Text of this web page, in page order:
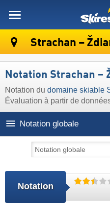
Strachan –
Notation Strachan –
Notation du domaine skiable
Évaluation à partir de
Notation globale
Notation